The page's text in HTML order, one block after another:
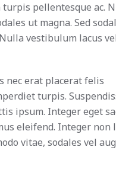
pellentesque ac.
ut magna. Sed
vestibulum lacus
nec erat placerat felis
turpis.
ipsum. Integer eget
eleifend. Integer non
vitae, sodales vel